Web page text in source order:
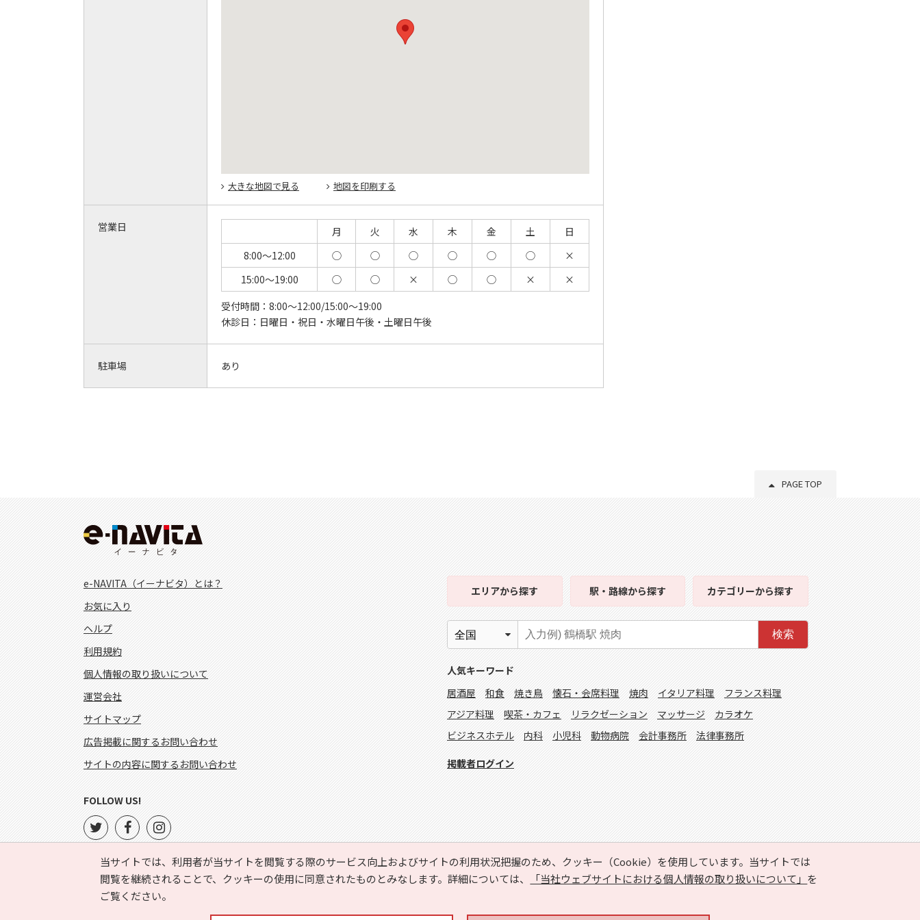
大きな地図で見る 地図を印刷する
営業日 月 火 水 木 金 土
日
8:00～12:00
◯ ◯ ◯ ◯ ◯ ◯
×
15:00～19:00
◯ ◯ × ◯ ◯ ×
×
受付時間： 8:00～12:00/15:00～19:00
休診日： 日曜日・祝日・水曜日午後・土曜日午後
駐車場 あり
PAGE TOP
当サイトでは、利用者が当サイトを閲覧する際のサービス向上およびサイトの利用状況把握のため、クッキー（Cookie）を使用しています。当サイトでは
閲覧を継続されることで、クッキーの使用に同意されたものとみなします。詳細については、
「当社ウェブサイトにおける個人情報の取り扱いについて」 を
ご覧ください。
e-NAVITA（イーナビタ）とは？
お気に入り
ヘルプ
利用規約
個人情報の取り扱いについて
運営会社
サイトマップ
広告掲載に関するお問い合わせ
サイトの内容に関するお問い合わせ
エリアから探す 駅・路線から探す カテゴリーから探す
検索
人気キーワード
居酒屋
和食 焼き鳥 懐石・会席料理 焼肉 イタリア料理
フランス料理
アジア料理
喫茶・カフェ リラクゼーション マッサージ
カラオケ
ビジネスホテル
内科 小児科 動物病院 会計事務所 法律事務所
掲載者ログイン
FOLLOW US!
Copyright © HYOJITO.Co.,Ltd. All Rights Reserved.